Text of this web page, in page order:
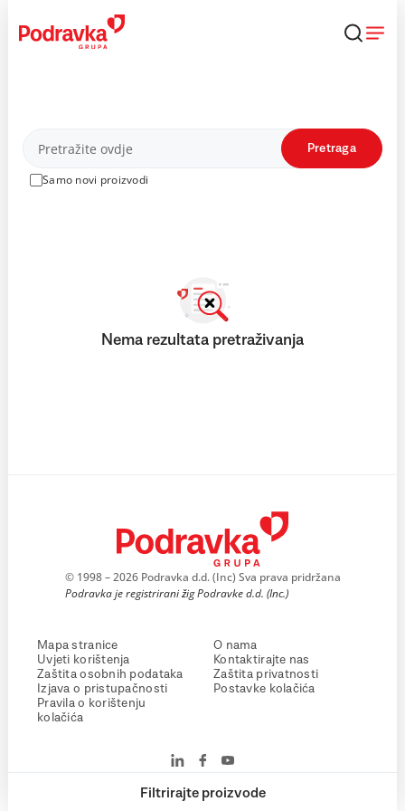
content
Proizvodi
Samo novi proizvodi
Pretraga
Filtrirajte proizvode
Nema rezultata pretraživanja
© 1998 – 2026 Podravka d.d. (Inc) Sva prava pridržana
Podravka je registrirani žig Podravke d.d. (Inc.)
Mapa stranice
Uvjeti korištenja
Zaštita osobnih podataka
Izjava o pristupačnosti
Pravila o korištenju
kolačića
O nama
Kontaktirajte nas
Zaštita privatnosti
Postavke kolačića